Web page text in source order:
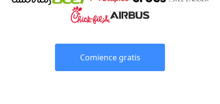
Comience gratis